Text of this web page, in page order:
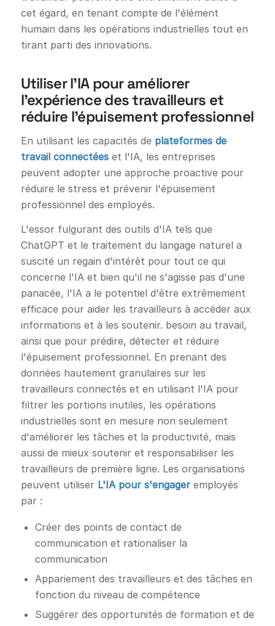
cet égard, en tenant compte de l'élément
humain dans les opérations industrielles tout en
tirant parti des innovations.
Utiliser l'IA pour améliorer
l'expérience des travailleurs et
réduire l'épuisement professionnel
En utilisant les capacités de plateformes de
travail connectéeset l'IA, les entreprises
peuvent adopter une approche proactive pour
réduire le stress et prévenir l'épuisement
professionnel des employés.
L'essor fulgurant des outils d'IA tels que
ChatGPT et le traitement du langage naturel a
suscité un regain d'intérêt pour tout ce qui
concerne l'IA et bien qu'il ne s'agisse pas d'une
panacée, l'IA a le potentiel d'être extrêmement
efficace pour aider les travailleurs à accéder aux
informations et à les soutenir. besoin au travail,
ainsi que pour prédire, détecter et réduire
l'épuisement professionnel. En prenant des
données hautement granulaires sur les
travailleurs connectés et en utilisant l'IA pour
filtrer les portions inutiles, les opérations
industrielles sont en mesure non seulement
d'améliorer les tâches et la productivité, mais
aussi de mieux soutenir et responsabiliser les
travailleurs de première ligne. Les organisations
peuvent utiliser L'IA pour s'engageremployés
par :
Créer des points de contact de
communication et rationaliser la
communication
Appariement des travailleurs et des tâches en
fonction du niveau de compétence
Suggérer des opportunités de formation et de